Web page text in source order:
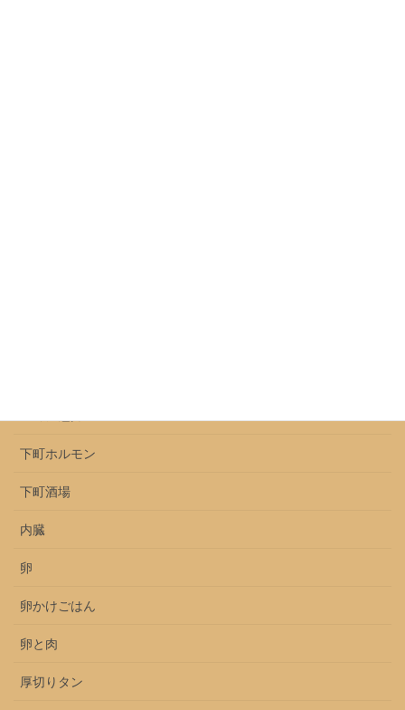
下町ホルモン
下町酒場
内臓
卵
卵かけごはん
卵と肉
厚切りタン